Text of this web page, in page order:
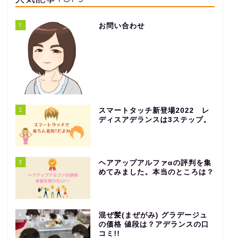
1 お問い合わせ
2
スマートタッチ新登場2022 レ
ディスアデランスは3ステップ。
3
ヘアアップアルファαの評判を集
めてみました。本当のところは？
4
混ぜ髪(まぜがみ) グラデージュ
の価格 値段は？アデランスの口
コミ!!